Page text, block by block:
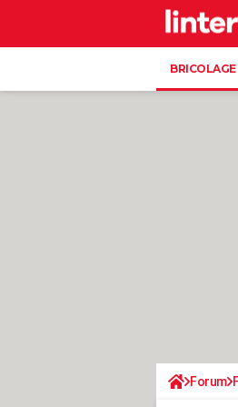
BRICOLAGE
Forum